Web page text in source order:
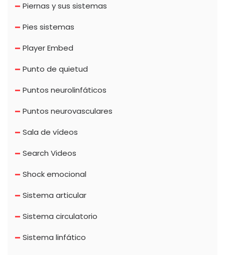
Piernas y sus sistemas
Pies sistemas
Player Embed
Punto de quietud
Puntos neurolinfáticos
Puntos neurovasculares
Sala de vídeos
Search Videos
Shock emocional
Sistema articular
Sistema circulatorio
Sistema linfático